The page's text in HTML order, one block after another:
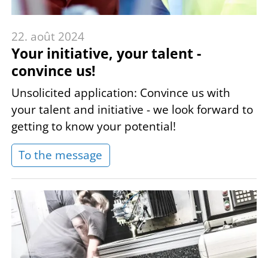
22. août 2024
Your initiative, your talent -
convince us!
Unsolicited application: Convince us with
your talent and initiative - we look forward to
getting to know your potential!
To the message